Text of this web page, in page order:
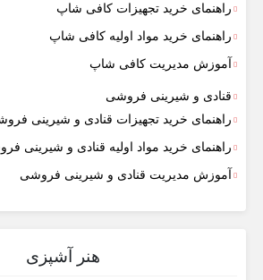
راهنمای خرید تجهیزات کافی شاپ
راهنمای خرید مواد اولیه کافی‌ شاپ‌
آموزش مدیریت کافی شاپ
قنادی و شیرینی فروشی
راهنمای خرید تجهیزات قنادی و شیرینی
راهنمای خرید مواد اولیه قنادی و شیرینی
آموزش مدیریت قنادی و شیرینی فروشی
هنر آشپزی